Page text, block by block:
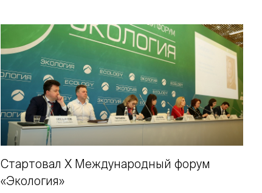
Стартовал Х Международный форум
«Экология»